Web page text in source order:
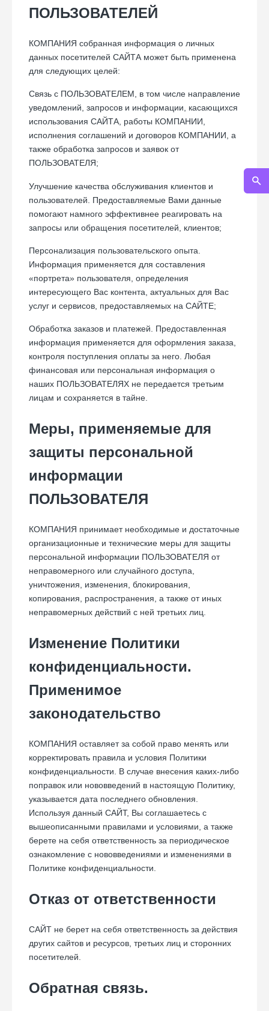
ПОЛЬЗОВАТЕЛЕЙ
КОМПАНИЯ собранная информация о личных
данных посетителей САЙТА может быть применена
для следующих целей:
Связь с ПОЛЬЗОВАТЕЛЕМ, в том числе направление
уведомлений, запросов и информации, касающихся
использования САЙТА, работы КОМПАНИИ,
исполнения соглашений и договоров КОМПАНИИ, а
также обработка запросов и заявок от
ПОЛЬЗОВАТЕЛЯ;
Улучшение качества обслуживания клиентов и
пользователей. Предоставляемые Вами данные
помогают намного эффективнее реагировать на
запросы или обращения посетителей, клиентов;
Персонализация пользовательского опыта.
Информация применяется для составления
«портрета» пользователя, определения
интересующего Вас контента, актуальных для Вас
услуг и сервисов, предоставляемых на САЙТЕ;
Обработка заказов и платежей. Предоставленная
информация применяется для оформления заказа,
контроля поступления оплаты за него. Любая
финансовая или персональная информация о
наших ПОЛЬЗОВАТЕЛЯХ не передается третьим
лицам и сохраняется в тайне.
Меры, применяемые для
защиты персональной
информации
ПОЛЬЗОВАТЕЛЯ
КОМПАНИЯ принимает необходимые и достаточные
организационные и технические меры для защиты
персональной информации ПОЛЬЗОВАТЕЛЯ от
неправомерного или случайного доступа,
уничтожения, изменения, блокирования,
копирования, распространения, а также от иных
неправомерных действий с ней третьих лиц.
Изменение Политики
конфиденциальности.
Применимое
законодательство
КОМПАНИЯ оставляет за собой право менять или
корректировать правила и условия Политики
конфиденциальности. В случае внесения каких-либо
поправок или нововведений в настоящую Политику,
указывается дата последнего обновления.
Используя данный САЙТ, Вы соглашаетесь с
вышеописанными правилами и условиями, а также
берете на себя ответственность за периодическое
ознакомление с нововведениями и изменениями в
Политике конфиденциальности.
Отказ от ответственности
САЙТ не берет на себя ответственность за действия
других сайтов и ресурсов, третьих лиц и сторонних
посетителей.
Обратная связь.